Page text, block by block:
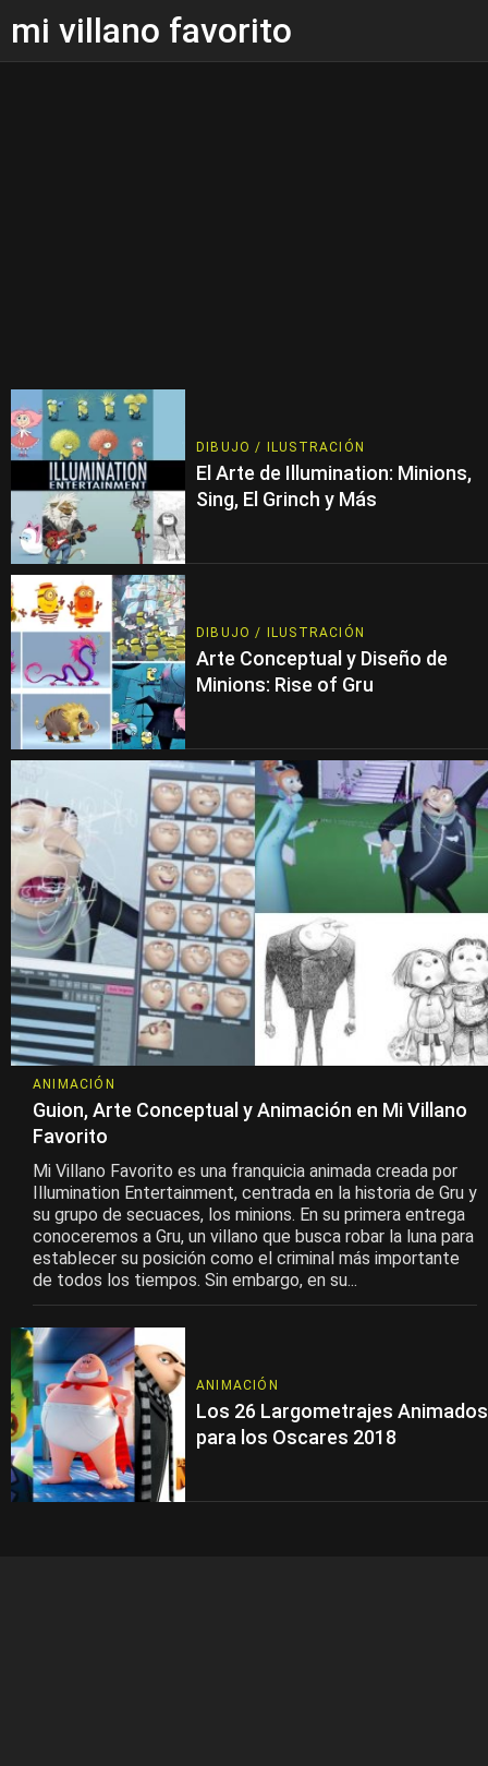
mi villano favorito
DIBUJO / ILUSTRACIÓN
El Arte de Illumination: Minions,
Sing, El Grinch y Más
DIBUJO / ILUSTRACIÓN
Arte Conceptual y Diseño de
Minions: Rise of Gru
ANIMACIÓN
Guion, Arte Conceptual y Animación en Mi Villano
Favorito
Mi Villano Favorito es una franquicia animada creada por
Illumination Entertainment, centrada en la historia de Gru y
su grupo de secuaces, los minions. En su primera entrega
conoceremos a Gru, un villano que busca robar la luna para
establecer su posición como el criminal más importante
de todos los tiempos. Sin embargo, en su...
ANIMACIÓN
Los 26 Largometrajes Animados
para los Oscares 2018